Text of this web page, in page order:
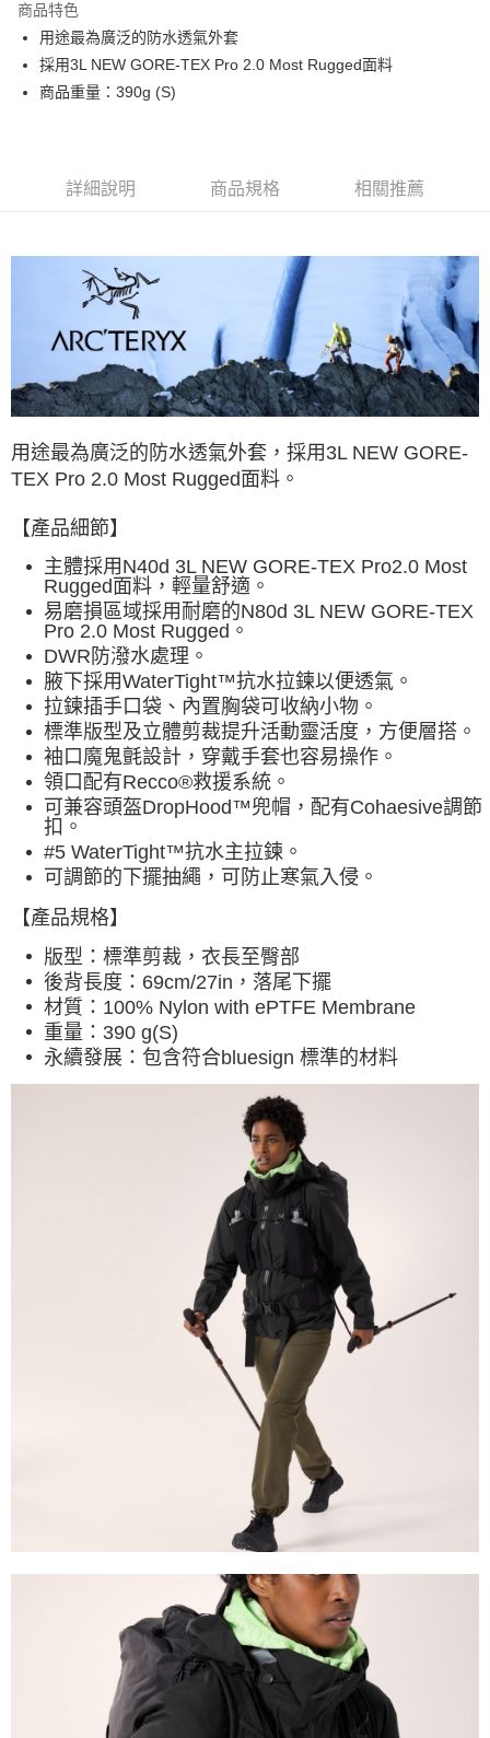
臺灣中小企業銀行
匯豐（台灣）商業銀行
聯邦商業銀行
遠東國際商業銀行
元大商業銀行
Apple Pay
ATM付款
7-11取貨付款
每筆NT$60，滿NT$490(含以上)免運費
付款後7-11取貨
每筆NT$60，滿NT$490(含以上)免運費
每筆NT$80，滿NT$490(含以上)免運費
每筆NT$80，滿NT$490(含以上)免運費
付款後門市自取
免運費
商品特色
用途最為廣泛的防水透氣外套
採用3L NEW GORE-TEX Pro 2.0 Most Rugged面料
商品重量：390g (S)
詳細說明 商品規格 相關推薦
用途最為廣泛的防水透氣外套， 採用3L NEW GORE-
TEX Pro 2.0 Most Rugged面料。
【產品細節】
主體採用N40d 3L NEW GORE-TEX Pro2.0 Most
Rugged面料，輕量舒適。
易磨損區域採用耐磨的N80d 3L NEW GORE-TEX
Pro 2.0 Most Rugged 。
DWR防潑水處理 。
腋下採用WaterTight™抗水拉鍊以便透氣 。
拉鍊插手口袋、內置胸袋可收納小物 。
標準版型及立體剪裁提升活動靈活度，方便層搭 。
袖口魔鬼氈設計，穿戴手套也容易操作 。
領口配有Recco®救援系統 。
可兼容頭盔DropHood™兜帽，配有Cohaesive調節
扣 。
#5 WaterTight™抗水主拉鍊 。
可調節的下擺抽繩，可防止寒氣入侵 。
【產品規格】
版型： 標準剪裁，衣長至臀部
後背長度 ：69cm/27in，落尾下擺
材質： 100% Nylon with ePTFE Membrane
重量：390 g(S)
永續發展： 包含符合bluesign 標準的材料